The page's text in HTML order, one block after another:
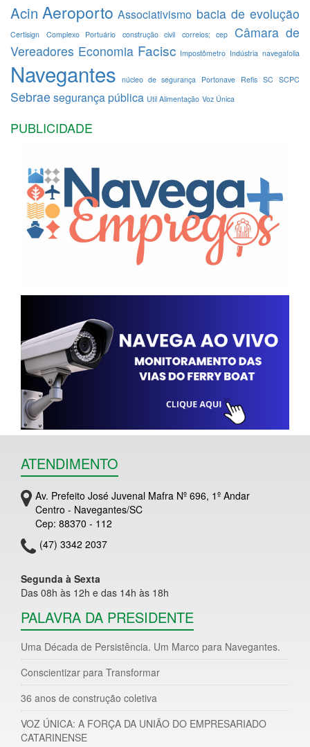
Acin Aeroporto Associativismo bacia de evolução
Certisign Complexo Portuário construção civil correios; cep
Câmara de
Vereadores Economia Facisc Impostômetro Indústria navegafolia
Navegantes núcleo de segurança Portonave Refis SC SCPC
Sebrae segurança pública Util Alimentação Voz Única
PUBLICIDADE
ATENDIMENTO
Av. Prefeito José Juvenal Mafra Nº 696, 1º Andar
Centro - Navegantes/SC
Cep: 88370 - 112
(47) 3342 2037
Segunda à Sexta
Das 08h às 12h e das 14h às 18h
PALAVRA DA PRESIDENTE
Uma Década de Persistência. Um Marco para Navegantes.
Conscientizar para Transformar
36 anos de construção coletiva
VOZ ÚNICA: A FORÇA DA UNIÃO DO EMPRESARIADO
CATARINENSE